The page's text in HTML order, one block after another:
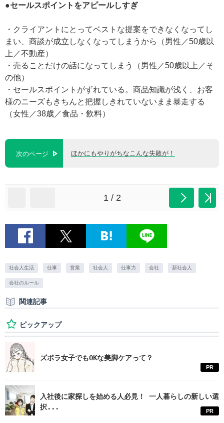
●セールスポイントをアピールしすぎ
・クライアントにとってベストな提案をできなくなってし
まい、商談が成立しなくなってしまうから（男性／50歳以
上／不動産）
・売ることだけの話になってしまう（男性／50歳以上／そ
の他）
・セールスポイントがずれている。商品知識が浅く、お客
様のニーズもきちんと把握しきれていないまま暴走する
（女性／38歳／食品・飲料）
次のページ ほかにもやりがちなこんな失敗が！
1 / 2
社会人生活 仕事 営業 社会人 仕事力 会社 新社会人
会社のルール
関連記事
ピックアップ
ズボラ女子でもOKな美脚ケアって？
PR
入社後に家探しを始める人必見！ 一人暮らしの新しい選
択...
PR